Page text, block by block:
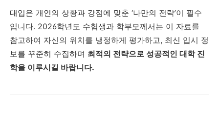
대입은 개인의 상황과 강점에 맞춘 ‘나만의 전략’이 필수
입니다. 2026학년도 수험생과 학부모께서는 이 자료를
참고하여 자신의 위치를 냉정하게 평가하고, 최신 입시 정
보를 꾸준히 수집하며 최적의 전략으로 성공적인 대학 진
학을 이루시길 바랍니다.